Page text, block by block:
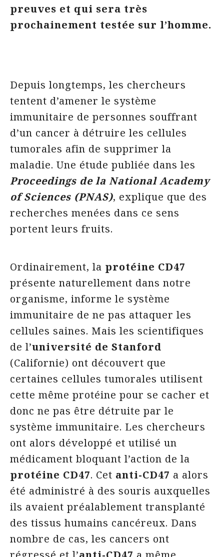
preuves et qui sera très
prochainement testée sur l’homme.
Depuis longtemps, les chercheurs
tentent d’amener le système
immunitaire de personnes souffrant
d’un cancer à détruire les cellules
tumorales afin de supprimer la
maladie. Une étude publiée dans les
Proceedings de la National Academy
of Sciences (PNAS), explique que des
recherches menées dans ce sens
portent leurs fruits.
Ordinairement, la protéine CD47
présente naturellement dans notre
organisme, informe le système
immunitaire de ne pas attaquer les
cellules saines. Mais les scientifiques
de l’université de Stanford
(Californie) ont découvert que
certaines cellules tumorales utilisent
cette même protéine pour se cacher et
donc ne pas être détruite par le
système immunitaire. Les chercheurs
ont alors développé et utilisé un
médicament bloquant l’action de la
protéine CD47. Cet anti-CD47 a alors
été administré à des souris auxquelles
ils avaient préalablement transplanté
des tissus humains cancéreux. Dans
nombre de cas, les cancers ont